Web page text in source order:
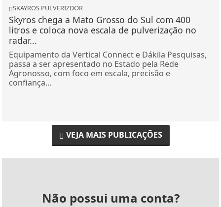
SKAYROS PULVERIZDOR
Skyros chega a Mato Grosso do Sul com 400
litros e coloca nova escala de pulverização no
radar...
Equipamento da Vertical Connect e Dákila Pesquisas,
passa a ser apresentado no Estado pela Rede
Agronosso, com foco em escala, precisão e
confiança...
VEJA MAIS PUBLICAÇÕES
Não possui uma conta?